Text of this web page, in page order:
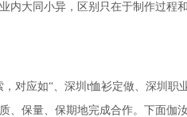
大同小异，区别只在于制作过程
应如“、深圳t恤衫定做、深圳职
保量、保期地完成合作。下面伽